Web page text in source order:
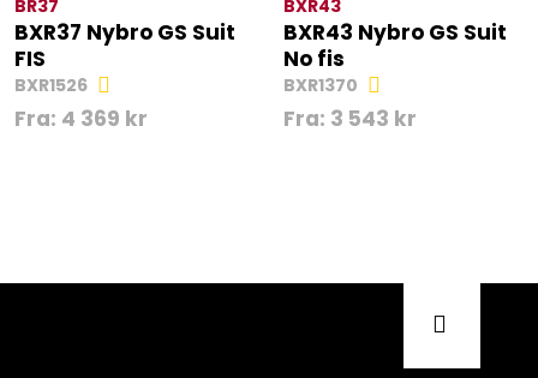
BR37
BXR37 Nybro GS Suit
FIS
BXR1526
Fra: 4 369 kr
BXR43
BXR43 Nybro GS Suit
No fis
BXR1370
Fra: 3 543 kr